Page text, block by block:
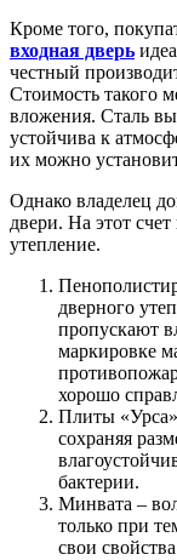
Кроме того,
входная дверь
честный
Стоимость такого
вложения. Сталь
устойчива к
их можно
Однако владелец
двери. На этот
утепление.
дверного
пропускают
маркировке
хорошо
Плиты «Урса»
сохраняя
бактерии.
Минвата –
только при
свои